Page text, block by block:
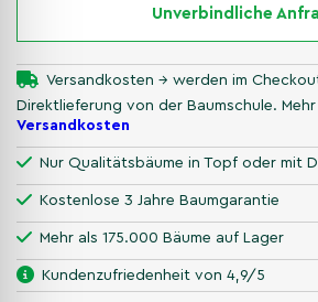
Unverbindliche
Versandkosten → werden im
Direktlieferung von der Baumschule.
Versandkosten
Nur Qualitätsbäume in Topf oder mit
Kostenlose 3 Jahre Baumgarantie
Mehr als 175.000 Bäume auf Lager
Kundenzufriedenheit von 4,9/5